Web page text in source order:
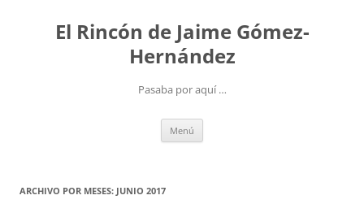
contenidoEl Rincón de Jaime Gómez-
Hernández
Pasaba por aquí …
Menú
ARCHIVO POR MESES: JUNIO 2017